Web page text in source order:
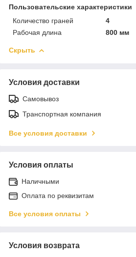
Пользовательские характеристики
Количество граней
4
Рабочая длина
800 мм
Скрыть
Условия доставки
Самовывоз
Транспортная компания
Все условия доставки
Условия оплаты
Наличными
Оплата по реквизитам
Все условия оплаты
Условия возврата